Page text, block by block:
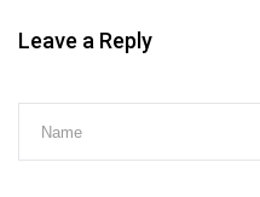
Leave a Reply